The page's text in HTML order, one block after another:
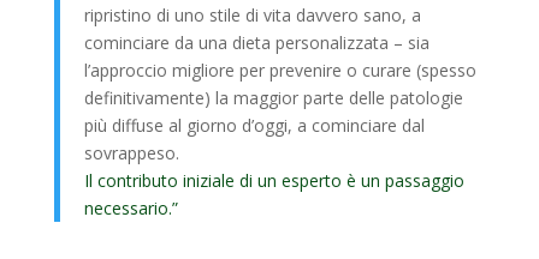
ripristino di uno stile di vita davvero sano, a
cominciare da una dieta personalizzata – sia
l’approccio migliore per prevenire o curare (spesso
definitivamente) la maggior parte delle patologie
più diffuse al giorno d’oggi, a cominciare dal
sovrappeso.
Il contributo iniziale di un esperto è un passaggio
necessario.”